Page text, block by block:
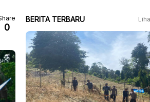
0
BERITA TERBARU